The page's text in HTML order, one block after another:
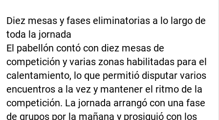
Diez mesas y fases eliminatorias a lo largo de
toda la jornada
El pabellón contó con diez mesas de
competición y varias zonas habilitadas para el
calentamiento, lo que permitió disputar varios
encuentros a la vez y mantener el ritmo de la
competición. La jornada arrangó con una fase
de grupos por la mañana y prosiguió con los